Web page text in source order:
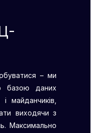
– ми
базою даних
майданчиків,
виходячи з
Максимально